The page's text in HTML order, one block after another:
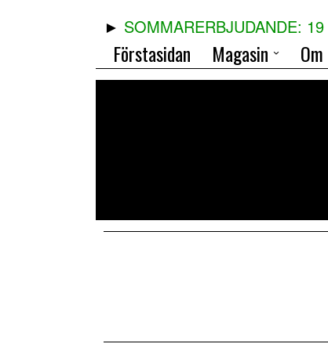
SOMMARERBJUDANDE:
Förstasidan Magasin